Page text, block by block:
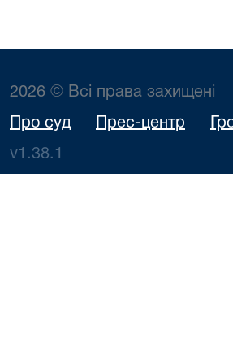
2026 © Всі права захищені
Про суд Прес-центр
v1.38.1